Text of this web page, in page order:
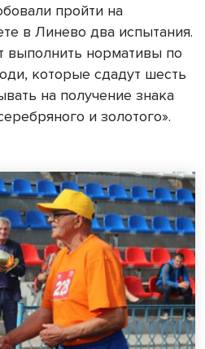
пройти на
в Линево два испытания.
выполнить нормативы по
которые сдадут шесть
на получение знака
и золотого».